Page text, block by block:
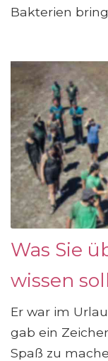
Bakterien
Was Sie
wissen
Er war im
gab ein
Spaß zu